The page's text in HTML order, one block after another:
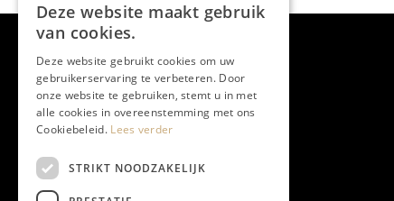
Deze website maakt gebruik
van cookies.
Deze website gebruikt cookies om uw
gebruikerservaring te verbeteren. Door
onze website te gebruiken, stemt u in met
alle cookies in overeenstemming met ons
Cookiebeleid. Lees verder
STRIKT NOODZAKELIJK